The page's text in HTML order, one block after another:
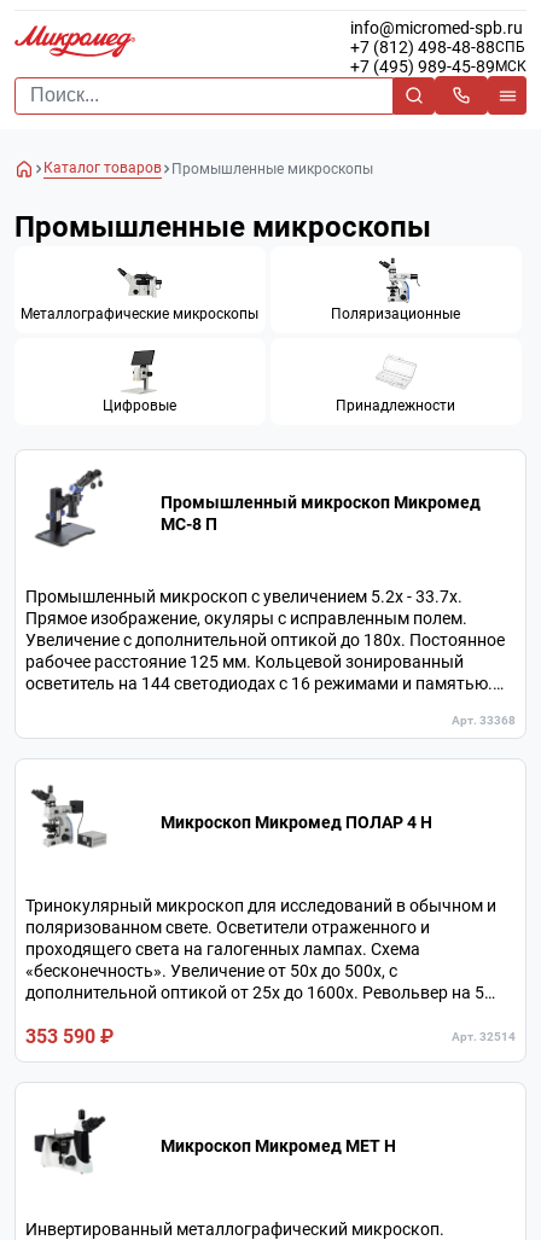
info@micromed-spb.ru
+7 (812) 498-48-88СПБ
+7 (495) 989-45-89 МСК
Каталог товаров Промышленные микроскопы
Промышленные микроскопы
Металлографические микроскопы Поляризационные
Цифровые Принадлежности
Промышленный микроскоп Микромед
MC-8 П
Промышленный микроскоп с увеличением 5.2х - 33.7х.
Прямое изображение, окуляры с исправленным полем.
Увеличение с дополнительной оптикой до 180х. Постоянное
рабочее расстояние 125 мм. Кольцевой зонированный
осветитель на 144 светодиодах с 16 режимами и памятью.
Арт. 33368
Микроскоп Микромед ПОЛАР 4 H
Тринокулярный микроскоп для исследований в обычном и
поляризованном свете. Осветители отраженного и
проходящего света на галогенных лампах. Схема
«бесконечность». Увеличение от 50х до 500х, с
дополнительной оптикой от 25х до 1600х. Револьвер на 5
фокусировкой. Круглый поворотный столик с накладным
препаратоводителем.
353 590 ₽ Арт. 32514
Микроскоп Микромед МЕТ H
Инвертированный металлографический микроскоп.